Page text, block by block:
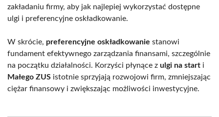
zakładaniu firmy, aby jak najlepiej wykorzystać dostępne
ulgi i preferencyjne oskładkowanie.
W skrócie, preferencyjne oskładkowanie stanowi
fundament efektywnego zarządzania finansami, szczególnie
na początku działalności. Korzyści płynące z ulgi na start i
Małego ZUS istotnie sprzyjają rozwojowi firm, zmniejszając
ciężar finansowy i zwiększając możliwości inwestycyjne.